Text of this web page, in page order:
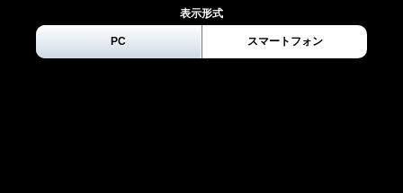
表示形式
PC スマートフォン